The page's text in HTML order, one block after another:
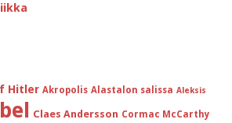
Hitler Akropolis Alastalon salissa Aleksis
Claes Andersson Cormac McCarthy